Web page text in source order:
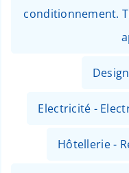
conditionnement.
Electricité -
Hôtellerie -